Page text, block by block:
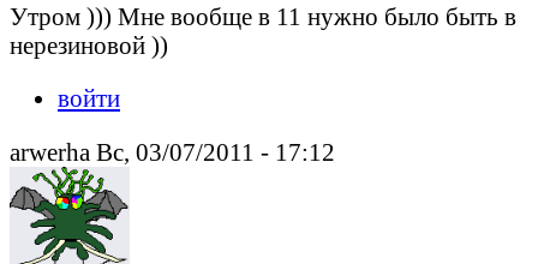
Утром ))) Мне вообще в 11 нужно было быть в
нерезиновой ))
войти
arwerha Вс, 03/07/2011 - 17:12